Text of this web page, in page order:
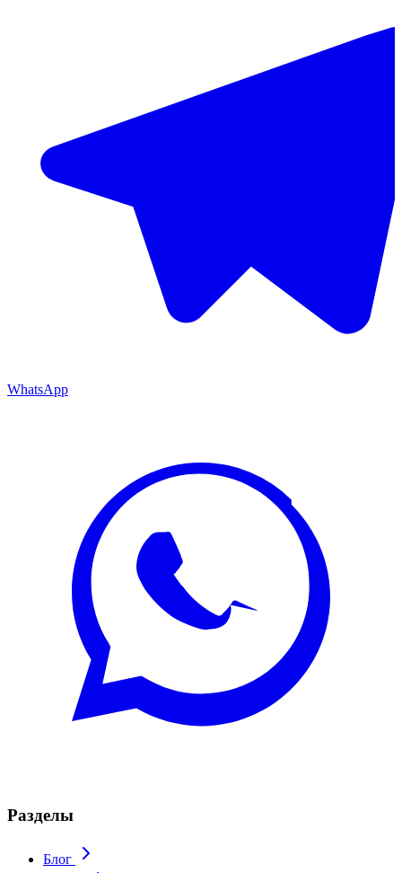
WhatsApp
Разделы
Блог